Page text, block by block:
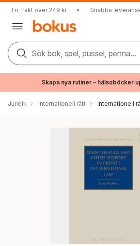
Fri frakt över 249 kr • Snabba
Sök bok, spel, pussel, penna...
Skapa nya rutiner – hälsoböcker
Juridik Internationell rätt Internationell